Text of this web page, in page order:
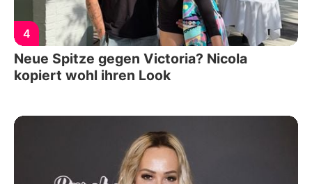
4
Neue Spitze gegen Victoria? Nicola
kopiert wohl ihren Look